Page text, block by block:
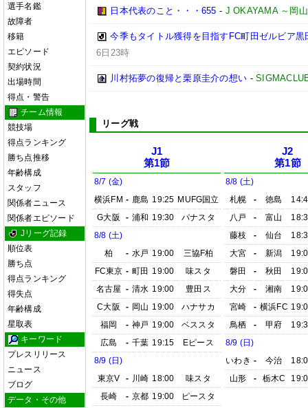
選手名鑑
故障者
移籍
エピソード
契約状況
出場時間
得点・警告
チーム情報
競技場
得点ランキング
勝ち点推移
年齢構成
スタッフ
関係者ニュース
関係者エピソード
Jリーグ記録
順位表
勝ち点
得点ランキング
得失点
年齢構成
星取表
キーワード
プレスリリース
ニュース
ブログ
データ・その他
日本代表のこと・・・655 - J OKAYAMA ～岡
今季もタイトル獲得を目指すFC町田ゼルビア
6日23時
川村拓夢の復帰と栗原圭介の想い -
リーグ戦
J1
第1節
8/7 (金)
横浜FM - 鹿島 19:25 MUFG国立
G大阪
- 浦和 19:30
パナスタ
8/8 (土)
柏
- 水戸 19:00
三協F柏
FC東京 - 町田 19:00
味スタ
名古屋 - 清水 19:00
豊田ス
C大阪
- 岡山 19:00
ハナサカ
福岡
- 神戸 19:00
ベススタ
広島
- 千葉 19:15
Eピース
8/9 (日)
東京V
- 川崎 18:00
味スタ
長崎
- 京都 19:00 ピースタ
J2
第1節
8/8 (土)
札幌
- 徳島
八戸
- 富山
藤枝
- 仙台
大宮
- 新潟
磐田
- 秋田
大分
- 湘南
宮崎
- 横浜FC
鳥栖
- 甲府
8/9 (日)
いわき - 今治
山形
- 栃木C